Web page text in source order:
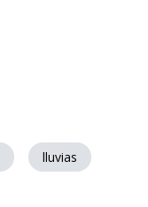
lluvias